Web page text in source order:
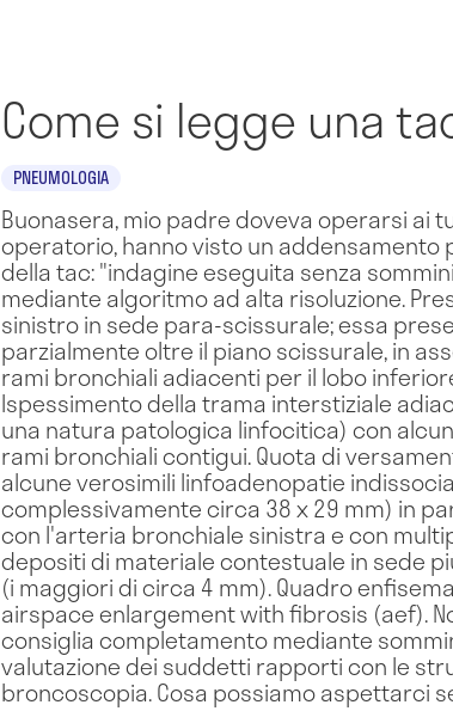
Come si legge una
PNEUMOLOGIA
Buonasera, mio padre doveva operarsi ai
operatorio, hanno visto un
della tac: "indagine eseguita senza
mediante algoritmo ad alta risoluzione.
sinistro in sede para-scissurale; essa
parzialmente oltre il piano scissurale, in
rami bronchiali adiacenti per il lobo
Ispessimento della trama interstiziale
una natura patologica linfocitica) con
rami bronchiali contigui. Quota di
alcune verosimili linfoadenopatie
complessivamente circa 38 x 29 mm) in
con l'arteria bronchiale sinistra e con
depositi di materiale contestuale in sede
(i maggiori di circa 4 mm). Quadro
airspace enlargement with fibrosis (aef).
consiglia completamento mediante
valutazione dei suddetti rapporti con le
broncoscopia. Cosa possiamo aspettarci